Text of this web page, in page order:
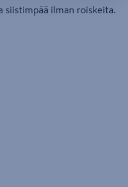
siistimpää ilman roiskeita.